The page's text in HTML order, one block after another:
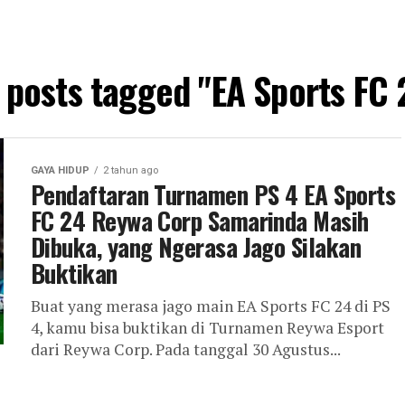
tagged "EA Sports FC
GAYA HIDUP 2 tahun ago
Pendaftaran Turnamen PS 4 EA Sports
FC 24 Reywa Corp Samarinda Masih
Dibuka, yang Ngerasa Jago Silakan
Buktikan
Buat yang merasa jago main EA Sports FC 24 di PS
4, kamu bisa buktikan di Turnamen Reywa Esport
dari Reywa Corp. Pada tanggal 30 Agustus...